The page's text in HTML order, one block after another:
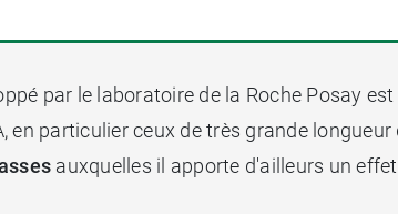
par le laboratoire de la Roche Posay
en particulier ceux de très grande
auxquelles il apporte d'ailleurs un